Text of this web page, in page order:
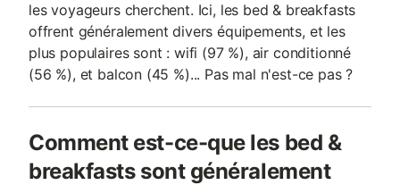
les voyageurs cherchent. Ici, les bed & breakfasts
offrent généralement divers équipements, et les
plus populaires sont : wifi (97 %), air conditionné
(56 %), et balcon (45 %)... Pas mal n'est-ce pas ?
Comment est-ce-que les bed &
breakfasts sont généralement